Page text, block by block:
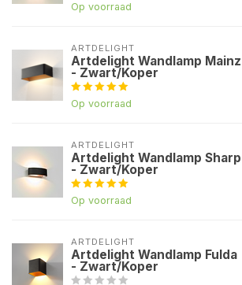
Op voorraad
ARTDELIGHT
Artdelight Wandlamp Mainz
- Zwart/Koper
Op voorraad
ARTDELIGHT
Artdelight Wandlamp Sharp
- Zwart/Koper
Op voorraad
ARTDELIGHT
Artdelight Wandlamp Fulda
- Zwart/Koper